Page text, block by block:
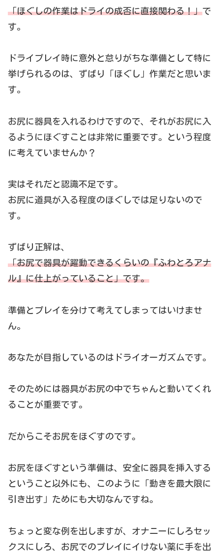
「ほぐしの作業はドライの成否に直接関わる！」で
す。
ドライプレイ時に意外と怠りがちな準備として特に
挙げられるのは、ずばり「ほぐし」作業だと思いま
す。
お尻に器具を入れるわけですので、それがお尻に入
るようにほぐすことは非常に重要です。という程度
に考えていませんか？
実はそれだと認識不足です。
お尻に道具が入る程度のほぐしでは足りないので
す。
ずばり正解は、
「お尻で器具が躍動できるくらいの『ふわとろアナ
ル』に仕上がっていること」です。
準備とプレイを分けて考えてしまってはいけませ
ん。
あなたが目指しているのはドライオーガズムです。
そのためには器具がお尻の中でちゃんと動いてくれ
ることが重要です。
だからこそお尻をほぐすのです。
お尻をほぐすという準備は、安全に器具を挿入する
ということ以外にも、このように「動きを最大限に
引き出す」ためにも大切なんですね。
ちょっと変な例を出しますが、オナニーにしろセッ
クスにしろ、お尻でのプレイにイけない薬に手を出